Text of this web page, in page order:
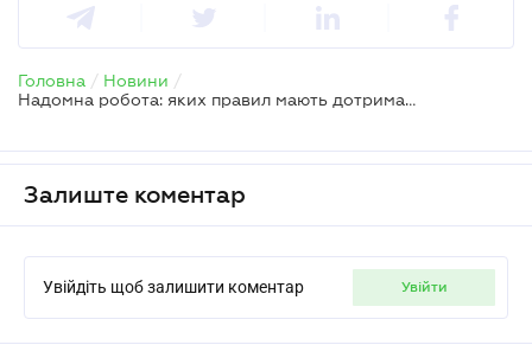
Головна / Новини /
Надомна робота: яких правил мають дотриматися роботодавці
Залиште коментар
Увійдіть щоб залишити коментар увійти